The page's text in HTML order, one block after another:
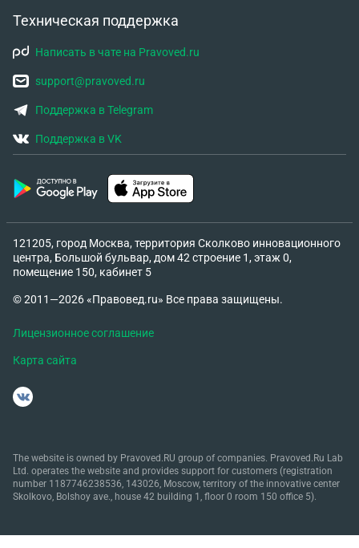
Техническая поддержка
Написать в чате на Pravoved.ru
support@pravoved.ru
Поддержка в Telegram
Поддержка в VK
121205, город Москва, территория Сколково инновационного
центра, Большой бульвар, дом 42 строение 1, этаж 0,
помещение 150, кабинет 5
© 2011—2026 «Правовед.ru» Все права защищены.
Лицензионное соглашение
Карта сайта
The website is owned by Pravoved.RU group of companies. Pravoved.Ru Lab
Ltd. operates the website and provides support for customers (registration
number 1187746238536, 143026, Moscow, territory of the innovative center
Skolkovo, Bolshoy ave., house 42 building 1, floor 0 room 150 office 5).